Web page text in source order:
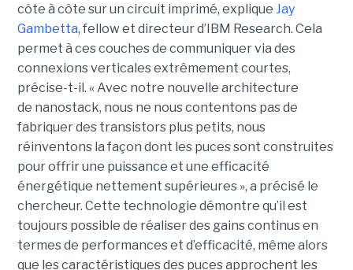
côte à côte sur un circuit imprimé, explique Jay
Gambetta, fellow et directeur d’IBM Research. Cela
permet à ces couches de communiquer via des
connexions verticales extrêmement courtes,
précise-t-il. « Avec notre nouvelle architecture
de nanostack, nous ne nous contentons pas de
fabriquer des transistors plus petits, nous
réinventons la façon dont les puces sont construites
pour offrir une puissance et une efficacité
énergétique nettement supérieures », a précisé le
chercheur. Cette technologie démontre qu’il est
toujours possible de réaliser des gains continus en
termes de performances et d’efficacité, même alors
que les caractéristiques des puces approchent les